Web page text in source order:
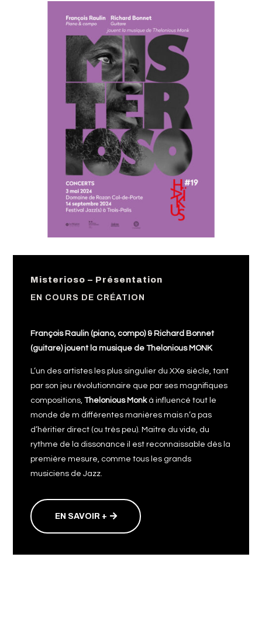
Misterioso – Présentation
EN COURS DE CRÉATION
François Raulin (piano, compo) & Richard Bonnet
(guitare) jouent la musique de Thelonious MONK
L’un des artistes les plus singulier du XXe siècle, tant
par son jeu révolutionnaire que par ses magnifiques
compositions,Thelonious Monkà influencé tout le
monde de m différentes manières mais n’a pas
d’héritier direct (ou très peu). Maitre du vide, du
rythme de la dissonance il est reconnaissable dès la
première mesure, comme tous les grands
musiciens de Jazz.
EN SAVOIR +